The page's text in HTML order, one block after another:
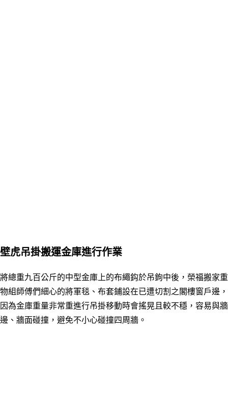
壁虎吊掛搬運金庫進行作業
將總重九百公斤的中型金庫上的布繩鈎於吊鉤中後，榮福搬家重
物組師傅們細心的將軍毯、布套鋪設在已遭切割之閣樓窗戶邊，
因為金庫重量非常重進行吊掛移動時會搖晃且較不穩，容易與牆
邊、牆面碰撞，避免不小心碰撞四周牆。